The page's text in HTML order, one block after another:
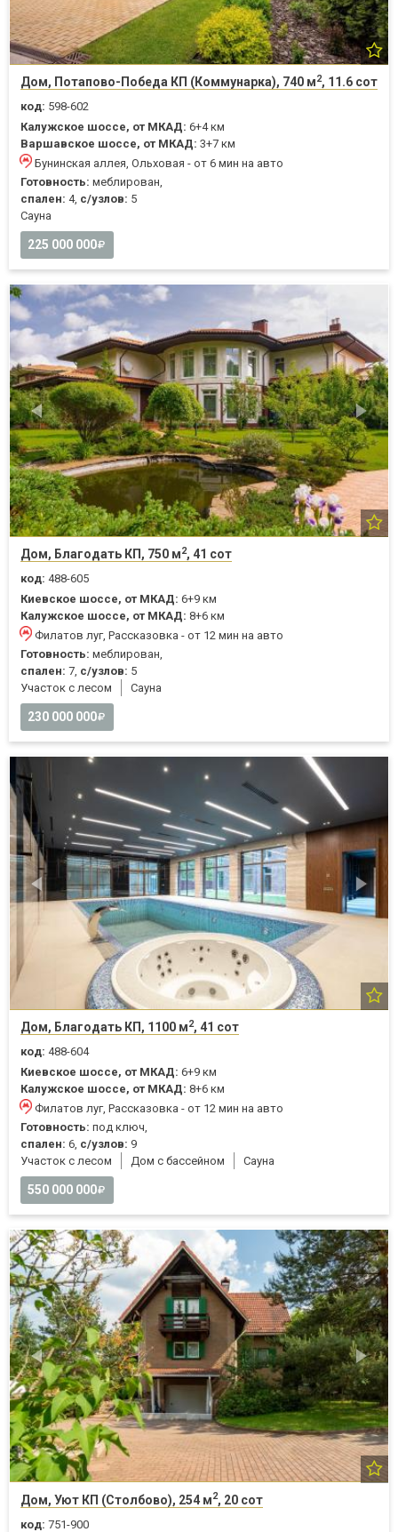
Дом, Потапово-Победа КП (Коммунарка), 740 м2, 11.6 сот
код: 598-602
Калужское шоссе, от МКАД: 6+4 км
Варшавское шоссе, от МКАД: 3+7 км
Бунинская аллея, Ольховая - от 6 мин на авто
Готовность: меблирован,
спален: 4, с/узлов: 5
Cауна
225 000 000
Дом, Благодать КП, 750 м2, 41 сот
код: 488-605
Киевское шоссе, от МКАД: 6+9 км
Калужское шоссе, от МКАД: 8+6 км
Филатов луг, Рассказовка - от 12 мин на авто
Готовность: меблирован,
спален: 7, с/узлов: 5
Участок с лесом
Cауна
230 000 000
Дом, Благодать КП, 1100 м2, 41 сот
код: 488-604
Киевское шоссе, от МКАД: 6+9 км
Калужское шоссе, от МКАД: 8+6 км
Филатов луг, Рассказовка - от 12 мин на авто
Готовность: под ключ,
спален: 6, с/узлов: 9
Участок с лесом
Дом с бассейном Cауна
550 000 000
Дом, Уют КП (Столбово), 254 м2, 20 сот
код: 751-900